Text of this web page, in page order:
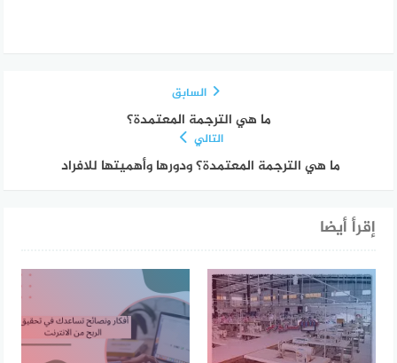
السابق
ما هي الترجمة المعتمدة؟
التالي
ما هي الترجمة المعتمدة؟ ودورها وأهميتها للافراد
إقرأ أيضا